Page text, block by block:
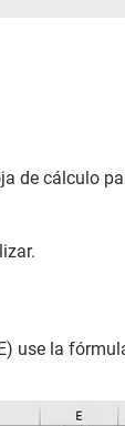
de cálculo
use la